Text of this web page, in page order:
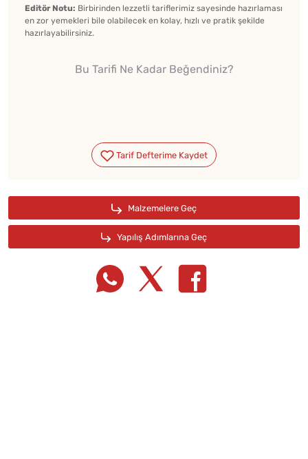
Editör Notu: Birbirinden lezzetli tariflerimiz sayesinde hazırlaması
en zor yemekleri bile olabilecek en kolay, hızlı ve pratik şekilde
hazırlayabilirsiniz.
Bu Tarifi Ne Kadar Beğendiniz?